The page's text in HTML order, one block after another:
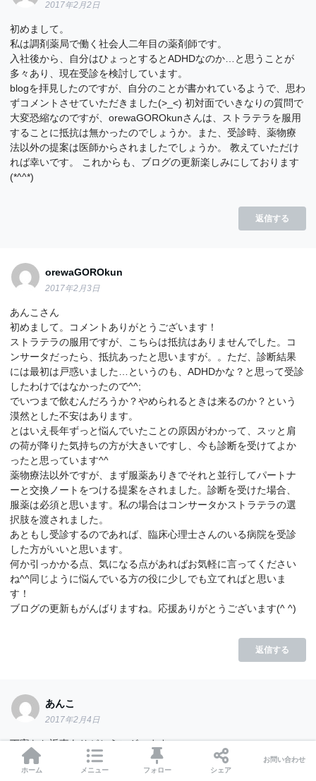
2017年2月2日
初めまして。
私は調剤薬局で働く社会人二年目の薬剤師です。
入社後から、自分はひょっとするとADHDなのか…と思うことが
多々あり、現在受診を検討しています。
blogを拝見したのですが、自分のことが書かれているようで、思わ
ずコメントさせていただきました(>_<) 初対面でいきなりの質問で
大変恐縮なのですが、orewaGOROkunさんは、ストラテラを服用
することに抵抗は無かったのでしょうか。また、受診時、薬物療
法以外の提案は医師からされましたでしょうか。 教えていただけ
れば幸いです。 これからも、ブログの更新楽しみにしております
(*^^*)
返信する
orewaGOROkun
2017年2月3日
あんこさん
初めまして。コメントありがとうございます！
ストラテラの服用ですが、こちらは抵抗はありませんでした。コ
ンサータだったら、抵抗あったと思いますが。。ただ、診断結果
には最初は戸惑いました…というのも、ADHDかな？と思って受診
したわけではなかったので^^;
でいつまで飲むんだろうか？やめられるときは来るのか？という
漠然とした不安はあります。
とはいえ長年ずっと悩んでいたことの原因がわかって、スッと肩
の荷が降りた気持ちの方が大きいですし、今も診断を受けてよか
ったと思っています^^
薬物療法以外ですが、まず服薬ありきでそれと並行してパートナ
ーと交換ノートをつける提案をされました。診断を受けた場合、
服薬は必須と思います。私の場合はコンサータかストラテラの選
択肢を渡されました。
あともし受診するのであれば、臨床心理士さんのいる病院を受診
した方がいいと思います。
何か引っかかる点、気になる点があればお気軽に言ってください
ね^^同じように悩んでいる方の役に少しでも立てればと思いま
す！
ブログの更新もがんばりますね。応援ありがとうございます(^ ^)
返信する
あんこ
2017年2月4日
丁寧なお返事ありがとうございます。
やはり薬物療法ありきなのですね。私はこのような職業ながら、
服薬に対するハードルがとても高く…笑
ホーム メニュー フォロー シェア
お問い合わせ